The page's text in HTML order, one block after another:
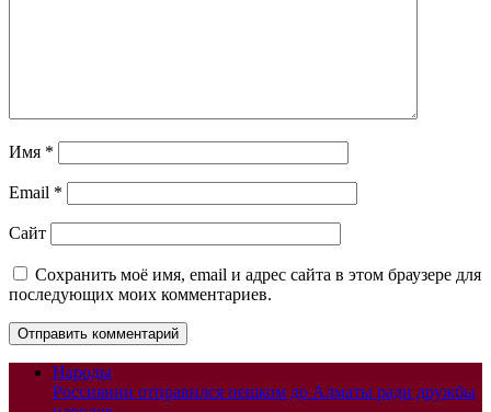
Имя *
Email *
Сайт
Сохранить моё имя, email и адрес сайта в этом браузере для
последующих моих комментариев.
Народы
Россиянин отправился пешком до Алматы ради дружбы